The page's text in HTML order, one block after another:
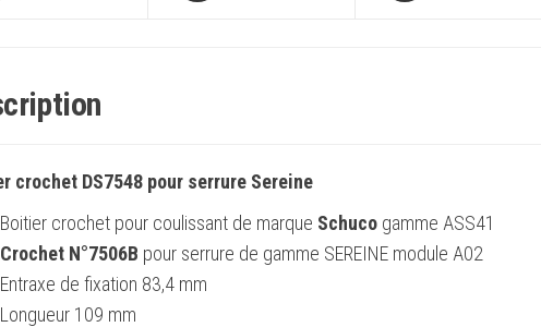
crochet DS7548 pour serrure Sereine
Boitier crochet pour coulissant de marque Schuco gamme ASS41
Crochet N°7506B pour serrure de gamme SEREINE module A02
Entraxe de fixation 83,4 mm
Longueur 109 mm